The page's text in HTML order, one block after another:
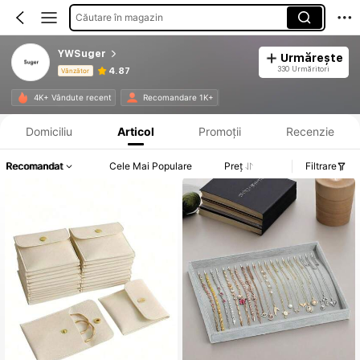
Căutare în magazin
YWSuger
Vânzător 4.87
Urmărește
330 Urmăritori
4K+ Vândute recent Recomandare 1K+
Informații despre produs: Divulgarea prețului, detalii privind vânzările și stocul.
Domiciliu Articol Promoții Recenzie
Recomandat Cele Mai Populare Preț Filtrare